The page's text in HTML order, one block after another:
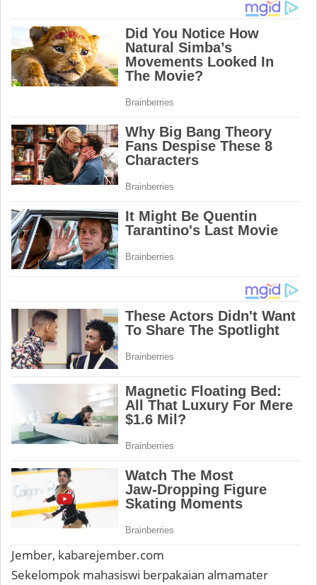
Jember, kabarejember.com
Sekelompok mahasiswi berpakaian almamater